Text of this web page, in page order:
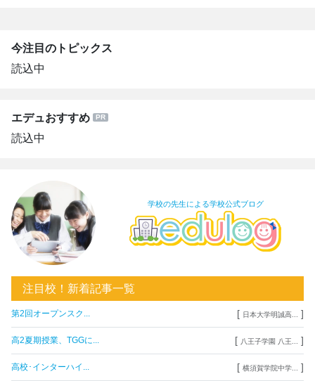
今注目のトピックス
読込中
エデュおすすめ
読込中
学校の先生による学校公式ブログ
注目校！新着記事一覧
第2回オープンスク... [ 日本大学明誠高... ]
高2夏期授業、TGGに... [ 八王子学園 八王... ]
高校･インターハイ... [ 横須賀学院中学... ]